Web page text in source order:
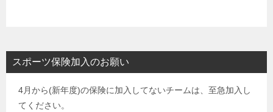
スポーツ保険加入のお願い
4月から(新年度)の保険に加入してないチームは、至急加入し
てください。